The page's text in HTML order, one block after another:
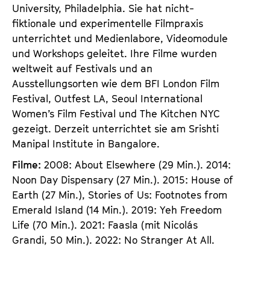
University, Philadelphia. Sie hat nicht-
fiktionale und experimentelle Filmpraxis
unterrichtet und Medienlabore, Videomodule
und Workshops geleitet. Ihre Filme wurden
weltweit auf Festivals und an
Ausstellungsorten wie dem BFI London Film
Festival, Outfest LA, Seoul International
Women’s Film Festival und The Kitchen NYC
gezeigt. Derzeit unterrichtet sie am Srishti
Manipal Institute in Bangalore.
Filme: 2008: About Elsewhere (29 Min.). 2014:
Noon Day Dispensary (27 Min.). 2015: House of
Earth (27 Min.), Stories of Us: Footnotes from
Emerald Island (14 Min.). 2019: Yeh Freedom
Life (70 Min.). 2021: Faasla (mit Nicolás
Grandi, 50 Min.). 2022: No Stranger At All.